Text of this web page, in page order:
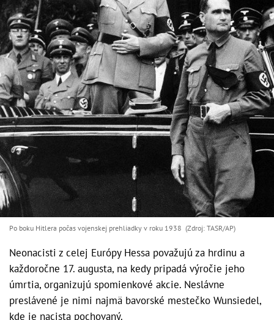
Po boku Hitlera počas vojenskej prehliadky v roku 1938 (Zdroj: TASR/AP)
Neonacisti z celej Európy Hessa považujú za hrdinu a
každoročne 17. augusta, na kedy pripadá výročie jeho
úmrtia, organizujú spomienkové akcie. Neslávne
preslávené je nimi najmä bavorské mestečko Wunsiedel,
kde je nacista pochovaný.